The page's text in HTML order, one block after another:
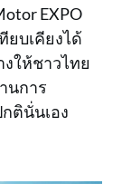
EXPO
ยบเคียงได้
ให้ชาวไทย
นการ
ตินั่นเอง